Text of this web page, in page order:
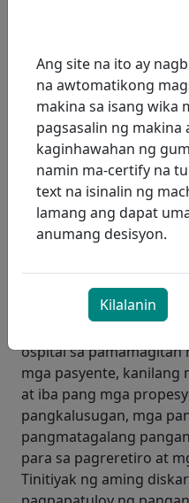
mga Kinatawan sa
handa sa oras ng
para sa mga agarang
isang araw, 7 araw sa
Paano…
Sa pamamagitan ng
magbigay ng mga
at etikal katuwang ang
kalusugan.
Ginagawa namin ito sa
Pangunahing Halaga
layunin ng ProResp ay
ospital sa
mga pasyente, kanilang
at iba pang mga
pangkalusugan, mga
pangmatagalang
para sa pagreretiro at
Tinitiyak ng aming
Ang site na ito ay
na awtomatikong
makina sa isang wika
pagsasalin ng makina
kaginhawahan ng
namin ma-certify na
text na isinalin ng
lamang ang dapat
anumang desisyon.
Kilalanin